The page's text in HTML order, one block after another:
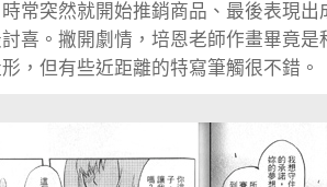
常突然就開始推銷商品、最後表現出
喜。撇開劇情，培恩老師作畫畢竟
，但有些近距離的特寫筆觸很不錯。